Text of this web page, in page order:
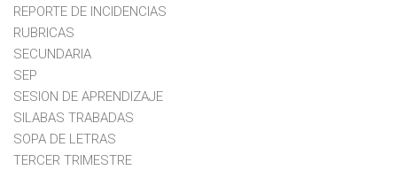
REPORTE DE INCIDENCIAS
RUBRICAS
SECUNDARIA
SEP
SESION DE APRENDIZAJE
SILABAS TRABADAS
SOPA DE LETRAS
TERCER TRIMESTRE